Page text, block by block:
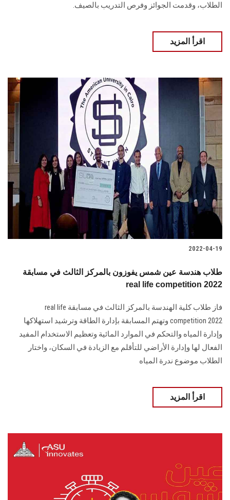
الطلاب، وقدمت الجوائز وفرص التدريب بالصيف.
اقرأ المزيد
2022-04-19
طلاب هندسة عين شمس يفوزون بالمركز الثالث في مسابقة
real life competition 2022
فاز طلاب كلية الهندسة بالمركز الثالث في مسابقة real life
competition 2022 وتهتم المسابقة بإدارة الطاقة وترشيد استهلاكها
وإدارة المياه والتحكم في الموارد المائية وتعظيم الاستخدام المفيد
الفعال لها وإدارة الأراضي للتأقلم مع الزيادة في السكان، واختار
الطلاب موضوع ندرة المياه
اقرأ المزيد